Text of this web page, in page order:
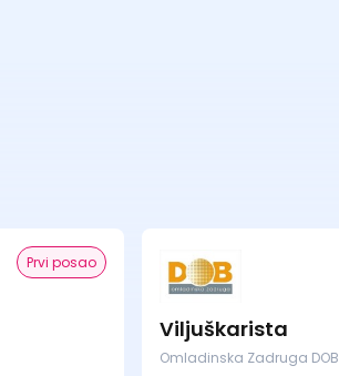
Prvi posao
Viljuškarista
Omladinska Zadruga DOB